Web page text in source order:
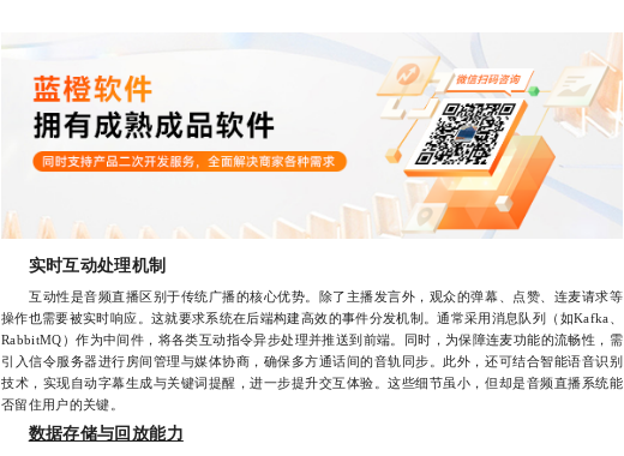
实时互动处理机制
互动性是音频直播区别于传统广播的核心优势。除了主播发言外，观众的弹幕、点赞、连麦请求等
操作也需要被实时响应。这就要求系统在后端构建高效的事件分发机制。通常采用消息队列（如Kafka、
RabbitMQ）作为中间件，将各类互动指令异步处理并推送到前端。同时，为保障连麦功能的流畅性，需
引入信令服务器进行房间管理与媒体协商，确保多方通话间的音轨同步。此外，还可结合智能语音识别
技术，实现自动字幕生成与关键词提醒，进一步提升交互体验。这些细节虽小，但却是音频直播系统能
否留住用户的关键。
数据存储与回放能力